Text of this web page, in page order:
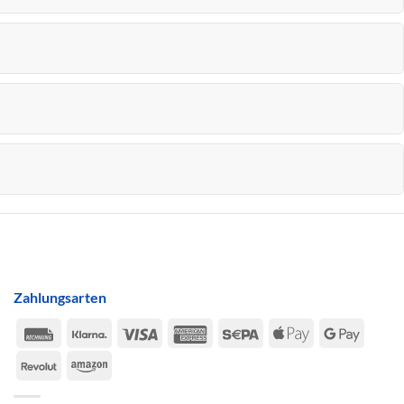
Zahlungsarten
Rechung
Klarna Visa
American Sepa
Apple
Google
RevolutAmazon